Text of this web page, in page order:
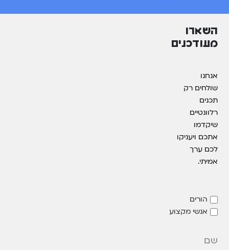
השארו
מעודכנים
אנחנו
שולחים רק
תכנים
רלוונטיים
שיקדמו
אתכם ויעניקו
לכם ערך
אמיתי.
הורים
אנשי מקצוע